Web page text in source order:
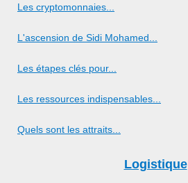
Les cryptomonnaies...
L'ascension de Sidi Mohamed...
Les étapes clés pour...
Les ressources indispensables...
Quels sont les attraits...
Logistique